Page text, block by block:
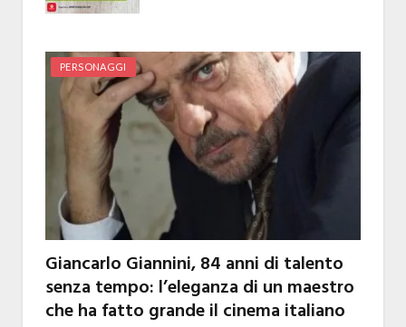
PERSONAGGI
Giancarlo Giannini, 84 anni di talento
senza tempo: l’eleganza di un maestro
che ha fatto grande il cinema italiano